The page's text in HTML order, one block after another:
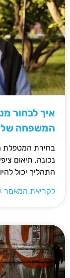
איך לבחור
המשפחה
בחירת המטפלת
נכונה, תיאום
התהליך יכול
לקריאת המאמר